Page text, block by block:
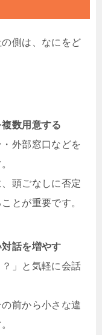
側は、なにをど
数用意する
外部窓口などを
頭ごなしに否定
とが重要です。
話を増やす
」と気軽に会話
前から小さな違